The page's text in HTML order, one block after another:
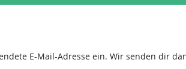
E-Mail-Adresse ein. Wir senden dir